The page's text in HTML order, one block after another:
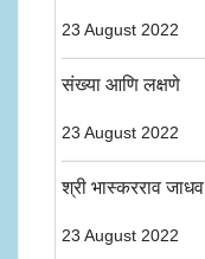
23 August 2022
संख्या आणि लक्षणे
23 August 2022
श्री भास्करराव जाधव
23 August 2022